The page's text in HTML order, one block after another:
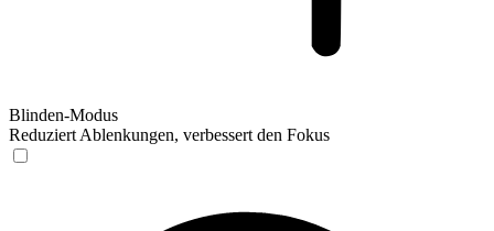
Blinden-Modus
Reduziert Ablenkungen, verbessert den Fokus